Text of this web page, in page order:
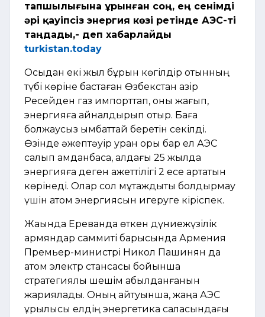
тапшылығына ұрынған соң, ең сенімді
әрі қауіпсіз энергия көзі ретінде АЭС-ті
таңдады,- деп хабарлайды
turkistan.today
Осыдан екі жыл бұрын көгілдір отынның
түбі көріне бастаған Өзбекстан қазір
Ресейден газ импорттап, оны жағып,
энергияға айналдырып отыр. Баға
болжаусыз қымбаттай беретін секілді.
Өзінде әжептәуір уран қоры бар ел АЭС
салып қамданбаса, алдағы 25 жылда
энергияға деген қажеттілігі 2 есе артатын
көрінеді. Олар сол мұқтаждықты болдырмау
үшін атом энергиясын игеруге кіріспек.
Жақында Ереванда өткен дүниежүзілік
армяндар саммиті барысында Армения
Премьер-министрі Никол Пашинян да
атом электр стансасы бойынша
стратегиялық шешім қабыл­данғанын
жариялады. Оның айтуынша, жаңа АЭС
құрылысы елдің энергетика саласындағы